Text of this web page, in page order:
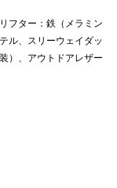
フター：鉄（メラミン
ル、スリーウェイダッ
）、アウトドアレザー